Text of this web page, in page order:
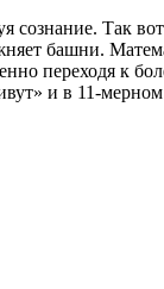
сознание. Так
башни.
переходя к
и в 11-